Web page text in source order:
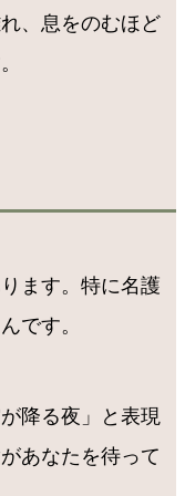
、息をのむほど
ます。特に名護
です。
降る夜」と表現
あなたを待って